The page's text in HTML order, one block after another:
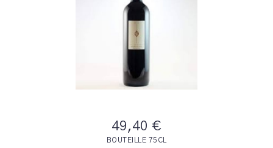
49,40 €
BOUTEILLE 75CL